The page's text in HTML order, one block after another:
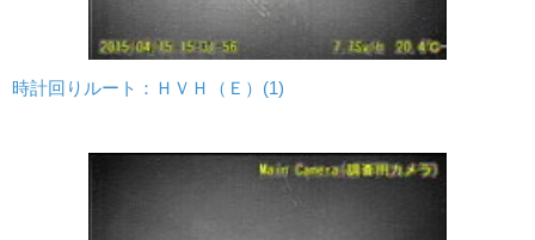
時計回りルート：ＨＶＨ（Ｅ）(1)